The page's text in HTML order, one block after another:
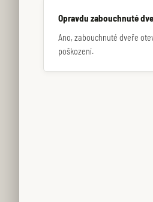
Opravdu zabouchnuté
Ano, zabouchnuté dveře
poškození.